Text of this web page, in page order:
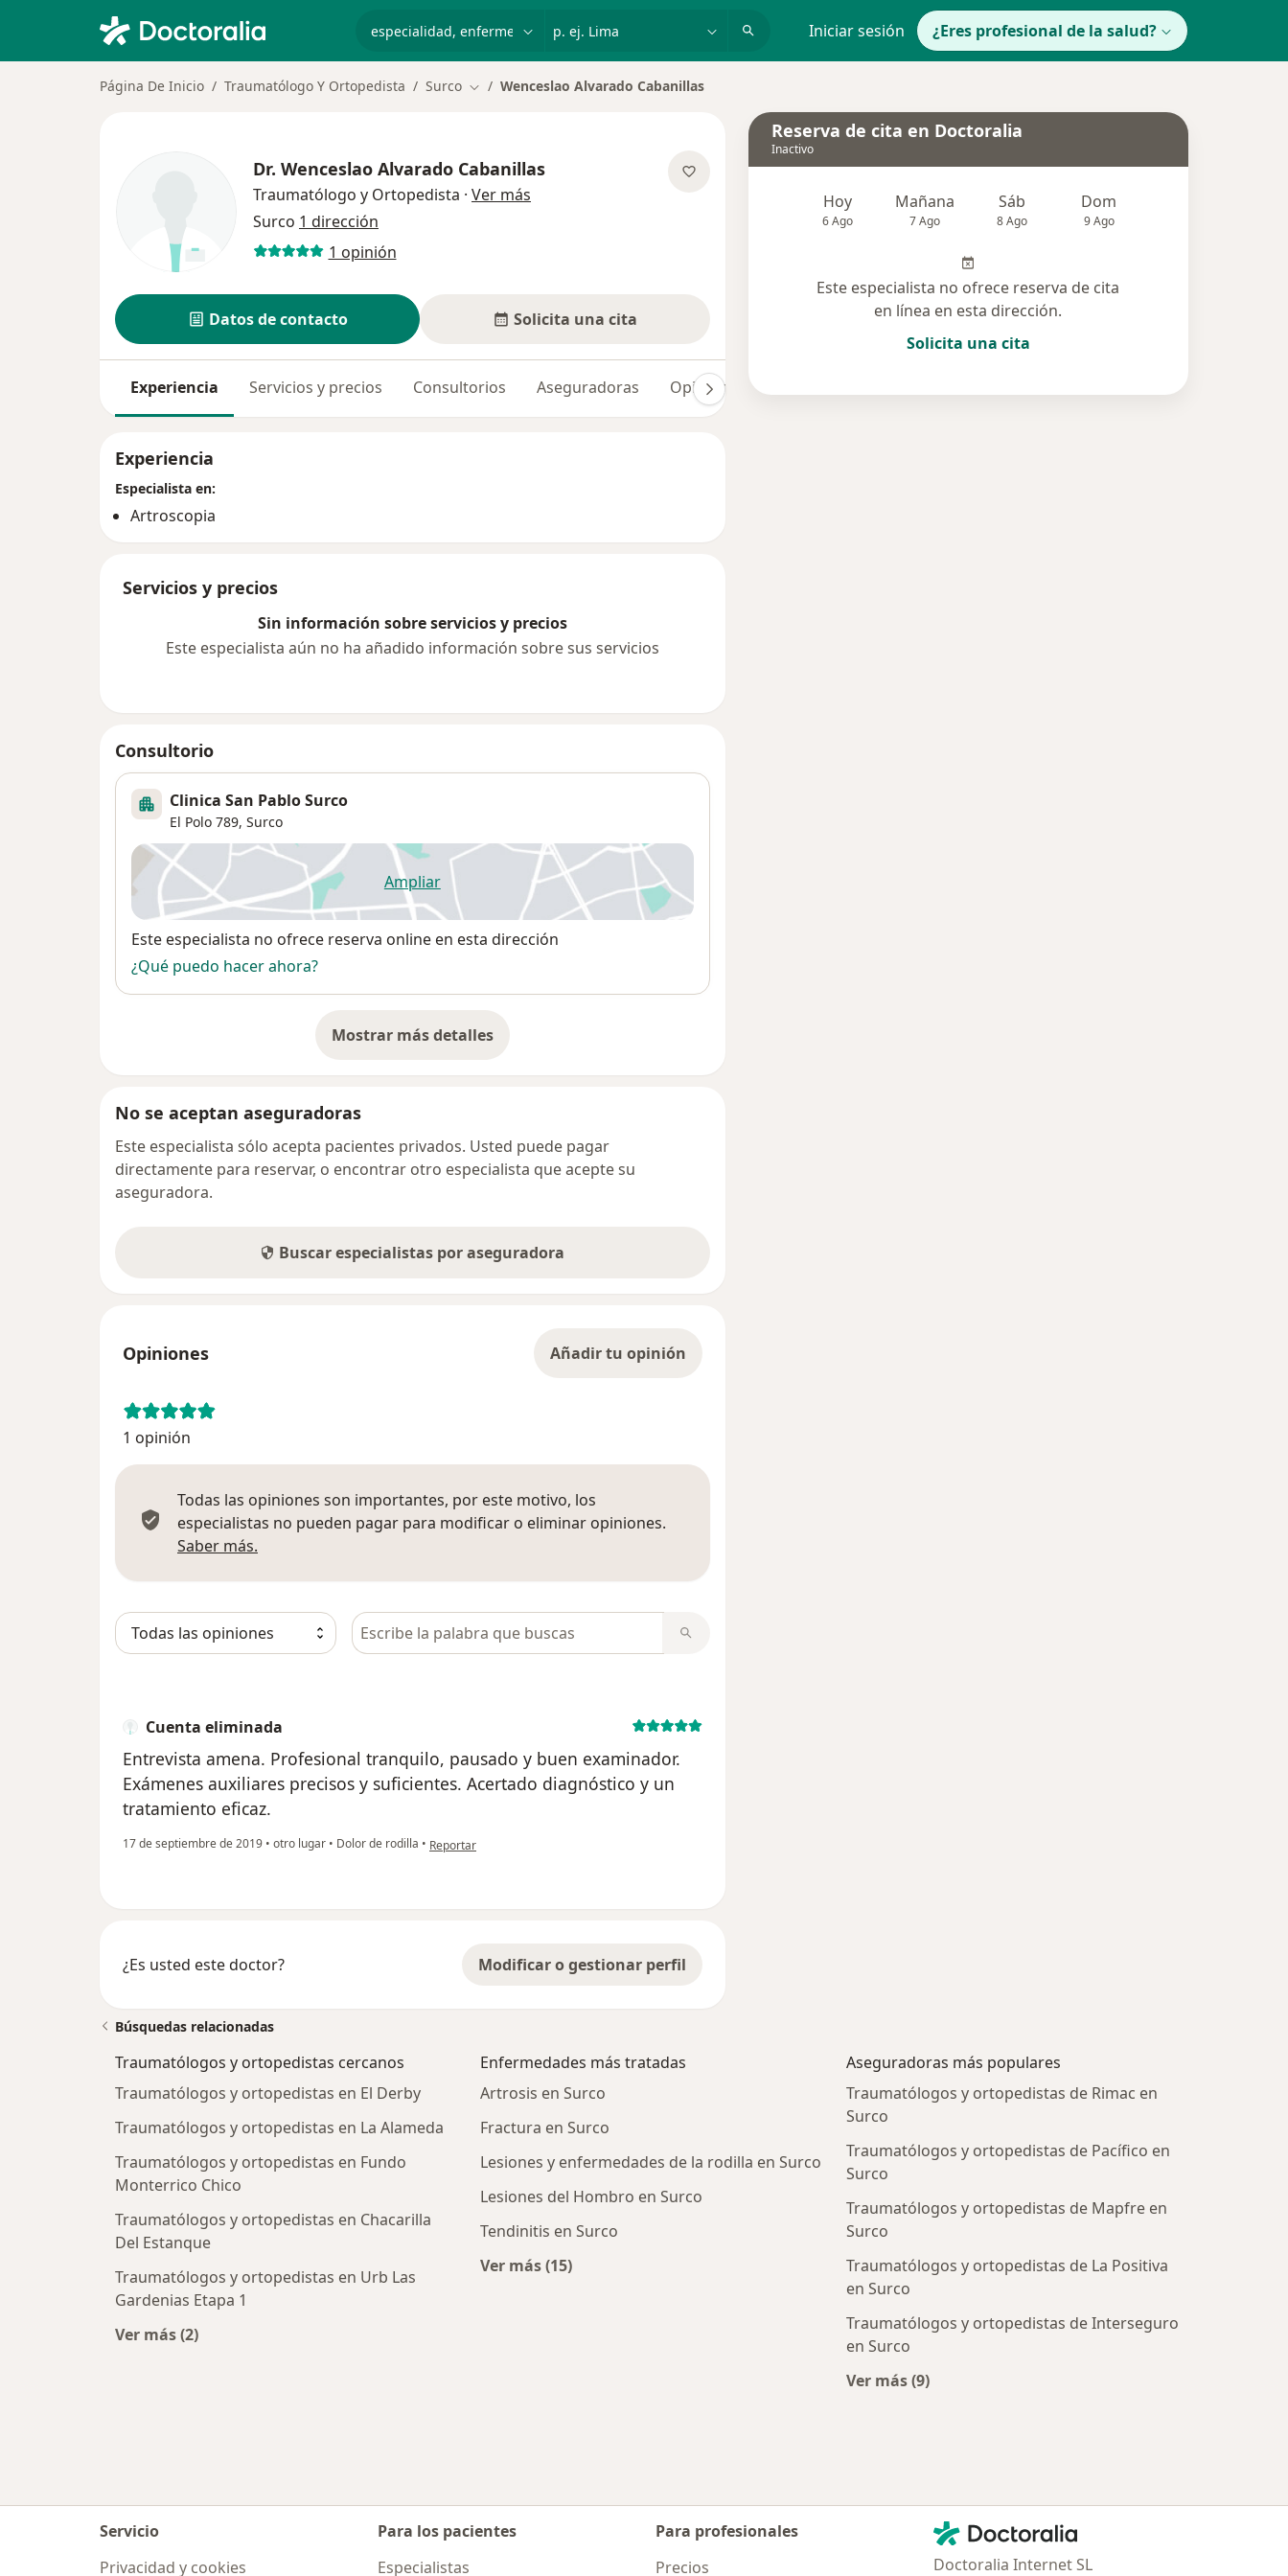
Iniciar sesión ¿Eres profesional de la salud?
Página De Inicio Traumatólogo Y Ortopedista Surco Cambiar de ciudad
Wenceslao Alvarado Cabanillas
Dr. Wenceslao Alvarado Cabanillas
Traumatólogo y Ortopedista · Ver más
Surco 1 dirección
1 opinión
Datos de contacto Solicita una cita
Experiencia Servicios y precios Consultorios Aseguradoras Opiniones (1)
Experiencia
Especialista en:
Artroscopia
Servicios y precios
Sin información sobre servicios y precios
Este especialista aún no ha añadido información sobre sus servicios
Consultorio
Clinica San Pablo Surco
El Polo 789, Surco
Ampliarse abre en una nueva pestaña
Disponibilidad
Este especialista no ofrece reserva online en esta dirección
¿Qué puedo hacer ahora?
Mostrar más detalles
sobre la dirección
No se aceptan aseguradoras
Este especialista sólo acepta pacientes privados. Usted puede pagar
directamente para reservar, o encontrar otro especialista que acepte su
aseguradora.
Buscar especialistas por aseguradora
Opiniones Añadir tu opinión
1 opinión
Todas las opiniones son importantes, por este motivo, los
especialistas no pueden pagar para modificar o eliminar opiniones.
Saber más.
Busca en opiniones
Cuenta eliminada
Entrevista amena. Profesional tranquilo, pausado y buen examinador.
Exámenes auxiliares precisos y suficientes. Acertado diagnóstico y un
tratamiento eficaz.
17 de septiembre de 2019 • otro lugar • Dolor de rodilla • en opinión del usuario Cuenta eliminada
Reportar
¿Es usted este doctor? Modificar o gestionar perfil
Reserva de cita en Doctoralia
Inactivo
Hoy
6 Ago
Mañana
7 Ago
Sáb
8 Ago
Dom
9 Ago
Este especialista no ofrece reserva de cita
en línea en esta dirección.
Solicita una cita
Búsquedas relacionadas
Traumatólogos y ortopedistas cercanos
Traumatólogos y ortopedistas en El Derby
Traumatólogos y ortopedistas en La Alameda
Traumatólogos y ortopedistas en Fundo
Monterrico Chico
Traumatólogos y ortopedistas en Chacarilla
Del Estanque
Traumatólogos y ortopedistas en Urb Las
Gardenias Etapa 1
Ver más (2)
Enfermedades más tratadas
Artrosis en Surco
Fractura en Surco
Lesiones y enfermedades de la rodilla en Surco
Lesiones del Hombro en Surco
Tendinitis en Surco
Ver más (15)
Más en esta categoría: Enfermedades más tratadas
Aseguradoras más populares
Traumatólogos y ortopedistas de Rimac en
Surco
Traumatólogos y ortopedistas de Pacífico en
Surco
Traumatólogos y ortopedistas de Mapfre en
Surco
Traumatólogos y ortopedistas de La Positiva
en Surco
Traumatólogos y ortopedistas de Interseguro
en Surco
Ver más (9)
Servicio
Privacidad y cookies
Para los pacientes
Especialistas
Para profesionales
Precios
Contacto
Doctoralia - Página de inicio
Doctoralia Internet SL